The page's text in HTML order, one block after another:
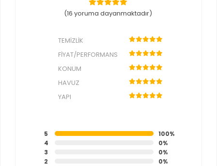
(16 yoruma dayanmaktadır)
TEMIZLIK
FIYAT/PERFORMANS
KONUM
HAVUZ
YAPI
5
100%
4
0%
3
0%
2
0%